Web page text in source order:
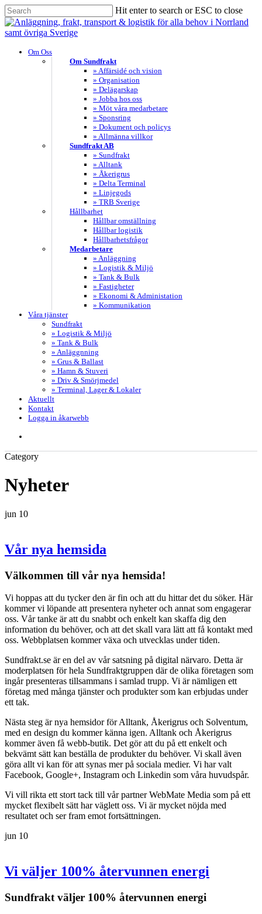
Skip
to
main
Hit enter to search or ESC to close
Close
Search
search
Menu
Om Oss
Om Sundfrakt
» Affärsidé och vision
» Organisation
» Delägarskap
» Jobba hos oss
» Möt våra medarbetare
» Sponsring
» Dokument och policys
» Allmänna villkor
Sundfrakt AB
» Sundfrakt
» Alltank
» Åkerigrus
» Delta Terminal
» Linjegods
» TRB Sverige
Hållbarhet
Hållbar omställning
Hållbar logistik
Hållbarhetsfrågor
Medarbetare
» Anläggning
» Logistik & Miljö
» Tank & Bulk
» Fastigheter
» Ekonomi & Administation
» Kommunikation
Våra tjänster
Sundfrakt
» Logistik & Miljö
» Tank & Bulk
» Anläggnning
» Grus & Ballast
» Hamn & Stuveri
» Driv & Smörjmedel
» Terminal, Lager & Lokaler
Aktuellt
Kontakt
Logga in åkarwebb
Category
Nyheter
jun 10
Vår nya hemsida
Välkommen till vår nya hemsida!
Vi hoppas att du tycker den är fin och att du hittar det du söker. Här
kommer vi löpande att presentera nyheter och annat som engagerar
oss. Vår tanke är att du snabbt och enkelt kan skaffa dig den
information du behöver, och att det skall vara lätt att få kontakt med
oss. Webbplatsen kommer växa och utvecklas under tiden.
Sundfrakt.se är en del av vår satsning på digital närvaro. Detta är
moderplatsen för hela Sundfraktgruppen där de olika företagen som
ingår presenteras tillsammans i samlad trupp. Vi är nämligen ett
företag med många tjänster och produkter som kan erbjudas under
ett tak.
Nästa steg är nya hemsidor för Alltank, Åkerigrus och Solventum,
med en design du kommer känna igen. Alltank och Åkerigrus
kommer även få webb-butik. Det gör att du på ett enkelt och
bekvämt sätt kan beställa de produkter du behöver. Vi skall även
göra allt vi kan för att synas mer på sociala medier. Vi har valt
Facebook, Google+, Instagram och Linkedin som våra huvudspår.
Vi vill rikta ett stort tack till vår partner WebMate Media som på ett
mycket flexibelt sätt har väglett oss. Vi är mycket nöjda med
resultatet och ser fram emot fortsättningen.
jun 10
Vi väljer 100% återvunnen energi
Sundfrakt väljer 100% återvunnen energi